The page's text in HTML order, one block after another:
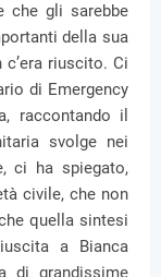
che gli sarebbe
della sua
c’era riuscito. Ci
di Emergency
raccontando il
svolge nei
ci ha spiegato,
civile, che non
quella sintesi
a Bianca
di grandissime